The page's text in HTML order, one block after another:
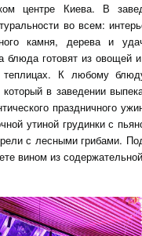
центре Киева. В
во всем:
камня, дерева и
блюда готовят из овощей
теплицах. К любому
в заведении
праздничного
утиной грудинки с
с лесными грибами.
вином из